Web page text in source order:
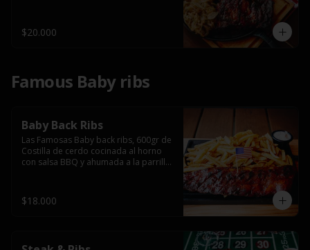
$20.000
Famous Baby ribs
Baby Back Ribs
Las Famosas Baby back ribs, 600gr de
Costilla de cerdo cocinada al horno
con salsa BBQ y ahumada a la parrilla
$18.000